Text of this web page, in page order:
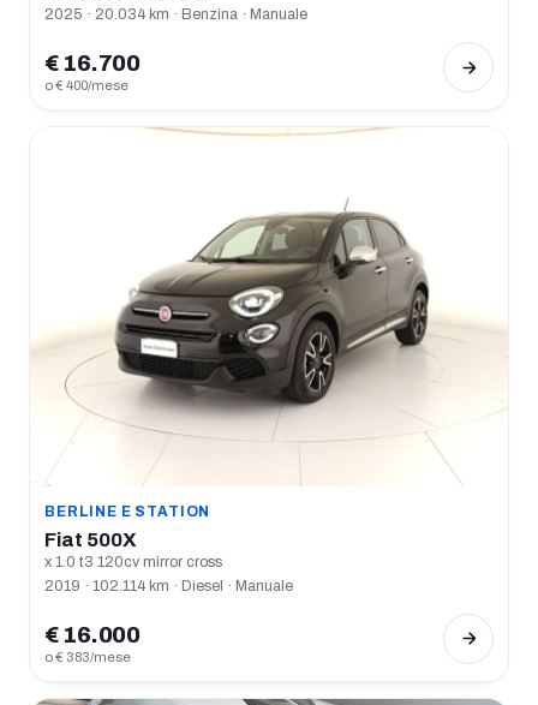
2025 · 20.034 km · Benzina · Manuale
€ 16.700
o € 400/mese
BERLINE E STATION
Fiat 500X
x 1.0 t3 120cv mirror cross
2019 · 102.114 km · Diesel · Manuale
€ 16.000
o € 383/mese